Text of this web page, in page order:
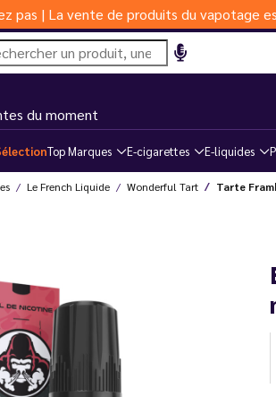
pas | La vente de produits du vapotage
du moment
Top Marques E-cigarettes E-liquides
Le French Liquide Wonderful Tart Tarte